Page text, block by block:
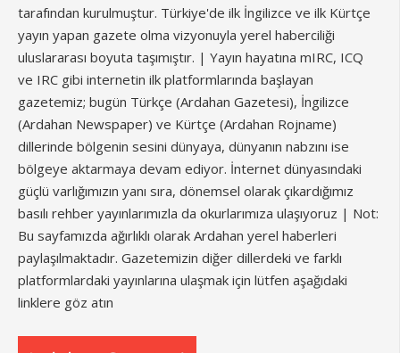
tarafından kurulmuştur. Türkiye'de ilk İngilizce ve ilk Kürtçe
yayın yapan gazete olma vizyonuyla yerel haberciliği
uluslararası boyuta taşımıştır. | Yayın hayatına mIRC, ICQ
ve IRC gibi internetin ilk platformlarında başlayan
gazetemiz; bugün Türkçe (Ardahan Gazetesi), İngilizce
(Ardahan Newspaper) ve Kürtçe (Ardahan Rojname)
dillerinde bölgenin sesini dünyaya, dünyanın nabzını ise
bölgeye aktarmaya devam ediyor. İnternet dünyasındaki
güçlü varlığımızın yanı sıra, dönemsel olarak çıkardığımız
basılı rehber yayınlarımızla da okurlarımıza ulaşıyoruz | Not:
Bu sayfamızda ağırlıklı olarak Ardahan yerel haberleri
paylaşılmaktadır. Gazetemizin diğer dillerdeki ve farklı
platformlardaki yayınlarına ulaşmak için lütfen aşağıdaki
linklere göz atın